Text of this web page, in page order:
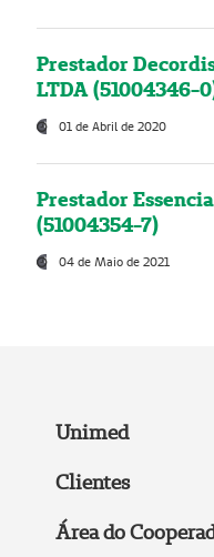
Prestador
LTDA (51004346-
01 de Abril de 2020
Prestador
(51004354-7)
04 de Maio de 2021
Unimed
Clientes
Área do